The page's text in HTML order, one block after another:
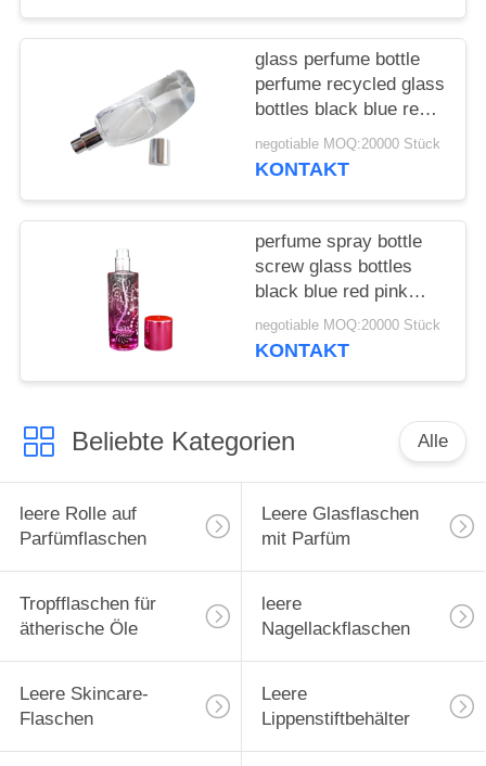
glass perfume bottle
perfume recycled glass
bottles black blue red
pink green cap plastic
and metal
negotiable MOQ:20000 Stück
KONTAKT
perfume spray bottle
screw glass bottles
black blue red pink
green cap plastic and
metal
negotiable MOQ:20000 Stück
KONTAKT
Beliebte Kategorien Alle
leere Rolle auf
Parfümflaschen
Leere Glasflaschen
mit Parfüm
Tropfflaschen für
ätherische Öle
leere
Nagellackflaschen
Leere Skincare-
Flaschen
Leere
Lippenstiftbehälter